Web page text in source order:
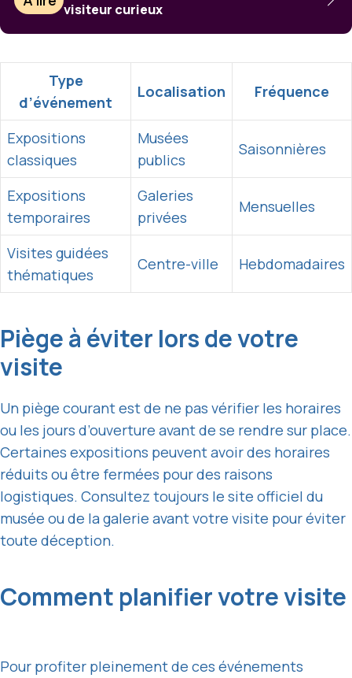
visiteur curieux
Type
d’événement
Localisation Fréquence
Expositions
classiques
Musées
publics
Saisonnières
Expositions
temporaires
Galeries
privées
Mensuelles
Visites guidées
thématiques
Centre-ville Hebdomadaires
Piège à éviter lors de votre
visite
Un piège courant est de ne pas vérifier les horaires
ou les jours d’ouverture avant de se rendre sur place.
Certaines expositions peuvent avoir des horaires
réduits ou être fermées pour des raisons
logistiques. Consultez toujours le site officiel du
musée ou de la galerie avant votre visite pour éviter
toute déception.
Comment planifier votre visite
Pour profiter pleinement de ces événements